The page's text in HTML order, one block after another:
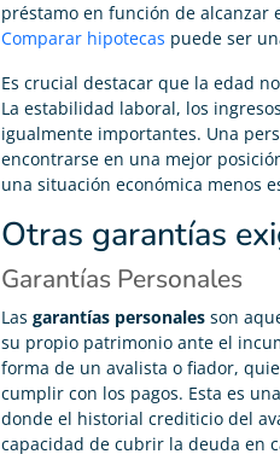
préstamo en función de alcanzar
Comparar hipotecas puede ser
Es crucial destacar que la edad
La estabilidad laboral, los
igualmente importantes. Una
encontrarse en una mejor
una situación económica menos
Otras garantías
Garantías Personales
Las garantías personales son
su propio patrimonio ante el
forma de un avalista o fiador,
cumplir con los pagos. Esta es
donde el historial crediticio del
capacidad de cubrir la deuda en